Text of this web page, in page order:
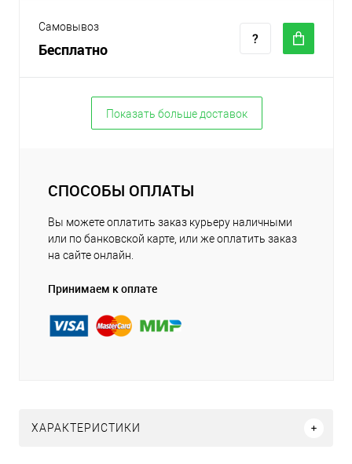
Самовывоз
Бесплатно
Показать больше доставок
СПОСОБЫ ОПЛАТЫ
Вы можете оплатить заказ курьеру наличными
или по банковской карте, или же оплатить заказ
на сайте онлайн.
Принимаем к оплате
ХАРАКТЕРИСТИКИ